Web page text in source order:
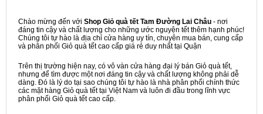
Chào mừng đến với Shop Giỏ quà tết Tam Đường Lai Châu - nơi
đáng tin cậy và chất lượng cho những ước nguyện tết thêm hạnh phúc!
Chúng tôi tự hào là địa chỉ cửa hàng uy tín, chuyên mua bán, cung cấp
và phân phối Giỏ quà tết cao cấp giá rẻ duy nhất tại Quận
Trên thị trường hiện nay, có vô vàn cửa hàng đại lý bán Giỏ quà tết,
nhưng để tìm được một nơi đáng tin cậy và chất lượng không phải dễ
dàng. Đó là lý do tại sao chúng tôi tự hào là nhà phân phối chính thức
các mặt hàng Giỏ quà tết tại Việt Nam và luôn đi đầu trong lĩnh vực
phân phối Giỏ quà tết cao cấp.